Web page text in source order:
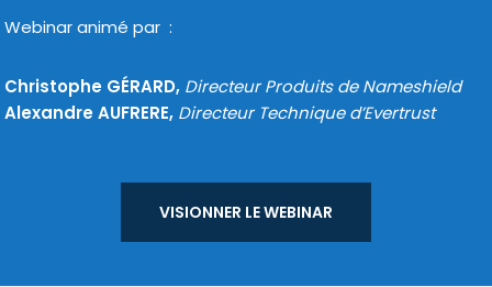
Webinar ani­mé par :
Christophe GÉRARD, Directeur Produits de Nameshield
Alexandre AUFRERE, Directeur Technique d’Evertrust
VISIONNER LE WEBI­NAR